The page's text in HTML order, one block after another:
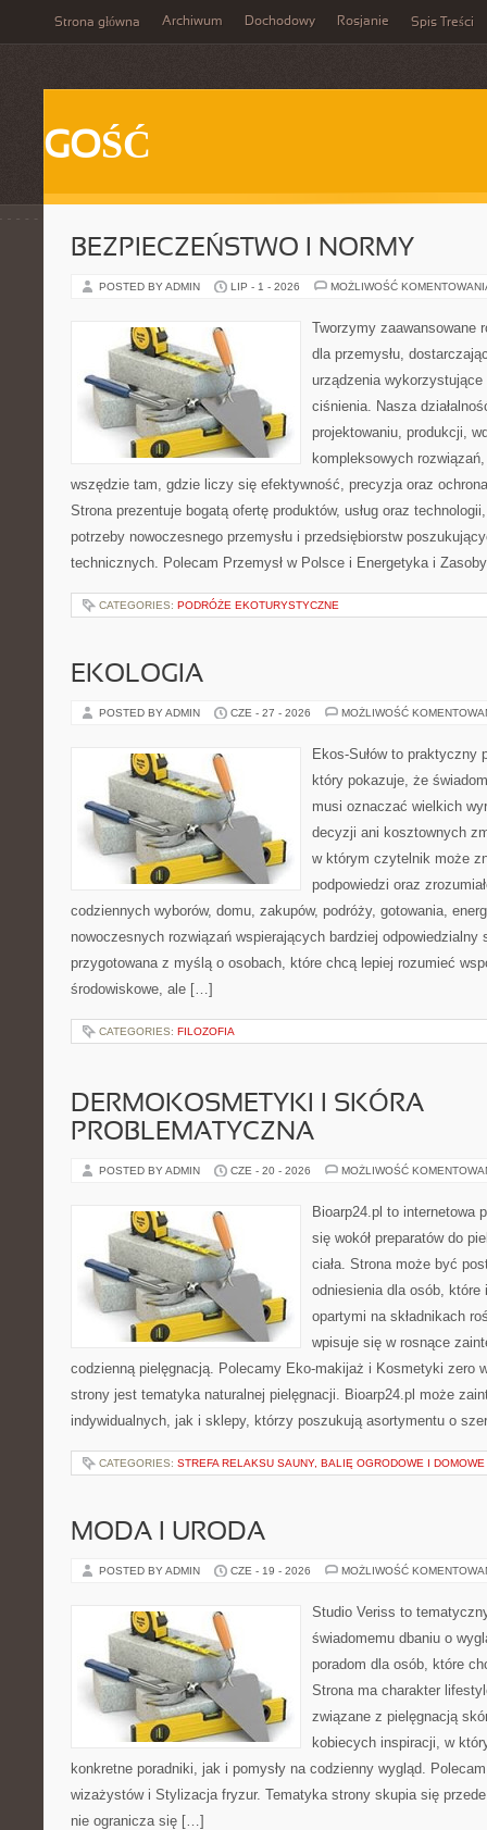
Strona główna Archiwum Dochodowy Rosjanie Spis Treści
GOŚĆ
BEZPIECZEŃSTWO I NORMY
POSTED BY ADMIN LIP - 1 - 2026 MOŻLIWOŚĆ
Tworzymy zaawansowane
dla przemysłu,
urządzenia
ciśnienia. Nasza
projektowaniu, produkcji,
kompleksowych
wszędzie tam, gdzie liczy się efektywność, precyzja oraz
Strona prezentuje bogatą ofertę produktów, usług oraz
potrzeby nowoczesnego przemysłu i przedsiębiorstw
technicznych. Polecam Przemysł w Polsce i Energetyka i
CATEGORIES: PODRÓŻE EKOTURYSTYCZNE
EKOLOGIA
POSTED BY ADMIN CZE - 27 - 2026 MOŻLIWOŚĆ
Ekos-Sułów to praktyczny
który pokazuje, że
musi oznaczać wielkich
decyzji ani kosztownych
w którym czytelnik może
podpowiedzi oraz
codziennych wyborów, domu, zakupów, podróży, gotowania,
nowoczesnych rozwiązań wspierających bardziej odpowiedzialny
przygotowana z myślą o osobach, które chcą lepiej rozumieć
środowiskowe, ale […]
CATEGORIES: FILOZOFIA
DERMOKOSMETYKI I SKÓRA
PROBLEMATYCZNA
POSTED BY ADMIN CZE - 20 - 2026 MOŻLIWOŚĆ
Bioarp24.pl to internetowa
się wokół preparatów do
ciała. Strona może być
odniesienia dla osób,
opartymi na składnikach
wpisuje się w rosnące
codzienną pielęgnacją. Polecamy Eko-makijaż i Kosmetyki zero
strony jest tematyka naturalnej pielęgnacji. Bioarp24.pl może
indywidualnych, jak i sklepy, którzy poszukują asortymentu o
CATEGORIES: STREFA RELAKSU SAUNY, BALIĘ OGRODOWE I DOMOWE
MODA I URODA
POSTED BY ADMIN CZE - 19 - 2026 MOŻLIWOŚĆ
Studio Veriss to
świadomemu dbaniu o
poradom dla osób, które
Strona ma charakter
związane z pielęgnacją
kobiecych inspiracji, w
konkretne poradniki, jak i pomysły na codzienny wygląd.
wizażystów i Stylizacja fryzur. Tematyka strony skupia się
nie ogranicza się […]